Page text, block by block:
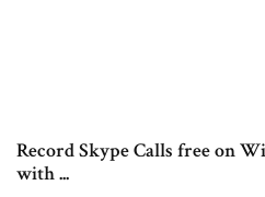
Record Skype Calls free on
with ...